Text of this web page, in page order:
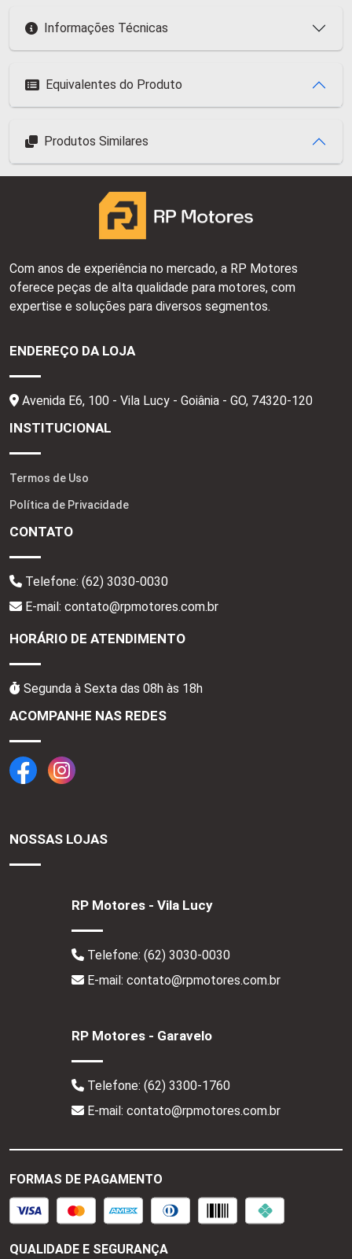
Informações Técnicas
Equivalentes do Produto
Produtos Similares
Com anos de experiência no mercado, a RP Motores
oferece peças de alta qualidade para motores, com
expertise e soluções para diversos segmentos.
ENDEREÇO DA LOJA
Avenida E6, 100 - Vila Lucy - Goiânia - GO, 74320-120
INSTITUCIONAL
Termos de Uso
Política de Privacidade
CONTATO
Telefone: (62) 3030-0030
E-mail: contato@rpmotores.com.br
HORÁRIO DE ATENDIMENTO
Segunda à Sexta das 08h às 18h
ACOMPANHE NAS REDES
NOSSAS LOJAS
RP Motores - Vila Lucy
Telefone: (62) 3030-0030
E-mail: contato@rpmotores.com.br
RP Motores - Garavelo
Telefone: (62) 3300-1760
E-mail: contato@rpmotores.com.br
FORMAS DE PAGAMENTO
QUALIDADE E SEGURANÇA